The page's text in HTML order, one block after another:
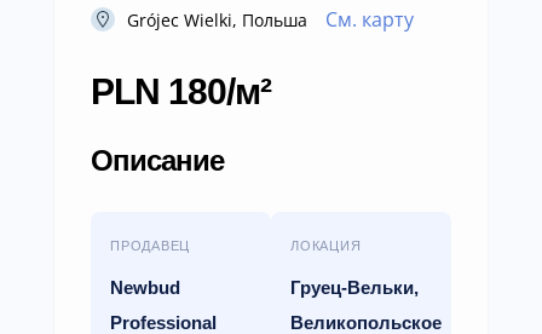
Grójec Wielki, Польша См. карту
PLN 180/м²
Описание
ПРОДАВЕЦ
Newbud
Professional
ЛОКАЦИЯ
Груец-Вельки,
Великопольское